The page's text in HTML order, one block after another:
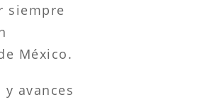
siempre
México.
avances